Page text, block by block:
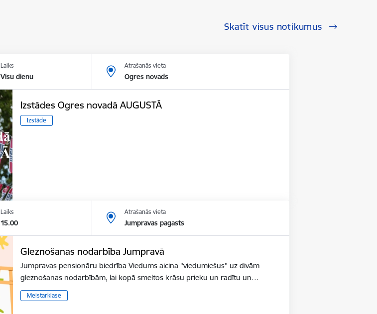
Skatīt visus notikumus
Laiks
Visu dienu
Atrašanās vieta
Ogres novads
Izstādes Ogres novadā AUGUSTĀ
Izstāde
Laiks
15.00
Atrašanās vieta
Jumpravas pagasts
Gleznošanas nodarbība Jumpravā
Jumpravas pensionāru biedrība Viedums aicina "viedumiešus" uz divām
gleznošanas nodarbībām, lai kopā smeltos krāsu prieku un radītu un…
Meistarklase